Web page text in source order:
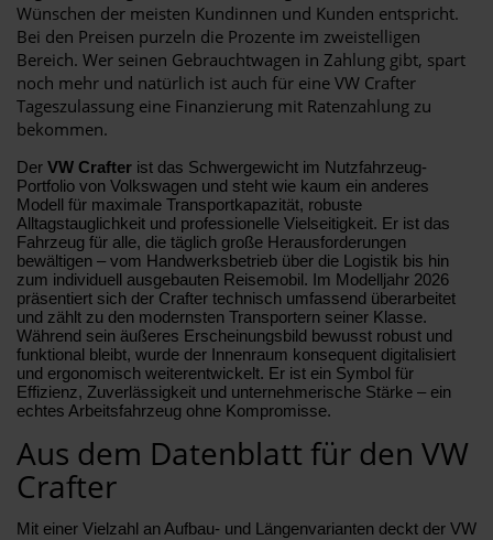
Wünschen der meisten Kundinnen und Kunden entspricht.
Bei den Preisen purzeln die Prozente im zweistelligen
Bereich. Wer seinen Gebrauchtwagen in Zahlung gibt, spart
noch mehr und natürlich ist auch für eine VW Crafter
Tageszulassung eine Finanzierung mit Ratenzahlung zu
bekommen.
Der VW Crafter ist das Schwergewicht im Nutzfahrzeug-
Portfolio von Volkswagen und steht wie kaum ein anderes
Modell für maximale Transportkapazität, robuste
Alltagstauglichkeit und professionelle Vielseitigkeit. Er ist das
Fahrzeug für alle, die täglich große Herausforderungen
bewältigen – vom Handwerksbetrieb über die Logistik bis hin
zum individuell ausgebauten Reisemobil. Im Modelljahr 2026
präsentiert sich der Crafter technisch umfassend überarbeitet
und zählt zu den modernsten Transportern seiner Klasse.
Während sein äußeres Erscheinungsbild bewusst robust und
funktional bleibt, wurde der Innenraum konsequent digitalisiert
und ergonomisch weiterentwickelt. Er ist ein Symbol für
Effizienz, Zuverlässigkeit und unternehmerische Stärke – ein
echtes Arbeitsfahrzeug ohne Kompromisse.
Aus dem Datenblatt für den VW
Crafter
Mit einer Vielzahl an Aufbau- und Längenvarianten deckt der VW